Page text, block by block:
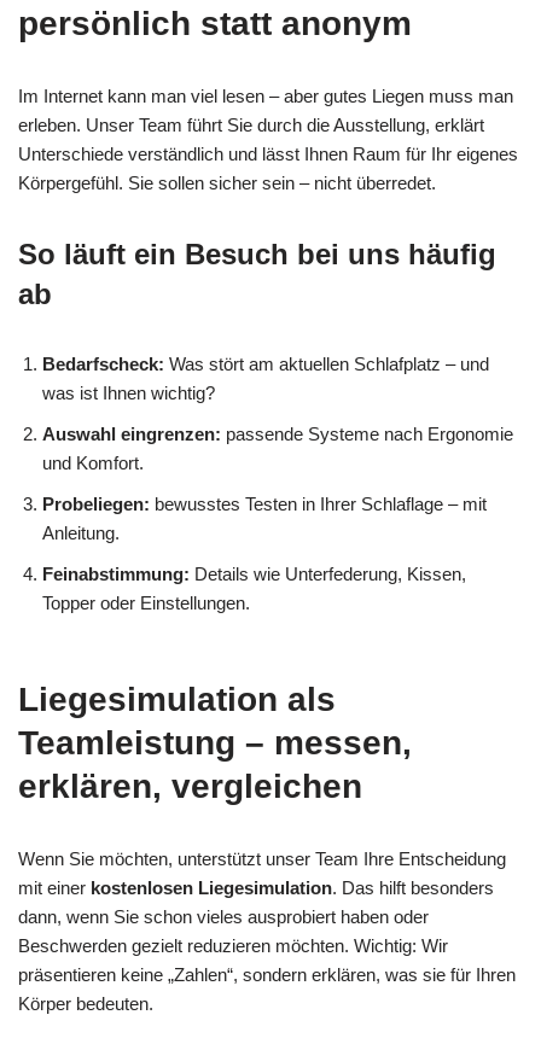
persönlich statt anonym
Im Internet kann man viel lesen – aber gutes Liegen muss man
erleben. Unser Team führt Sie durch die Ausstellung, erklärt
Unterschiede verständlich und lässt Ihnen Raum für Ihr eigenes
Körpergefühl. Sie sollen sicher sein – nicht überredet.
So läuft ein Besuch bei uns häufig
ab
Bedarfscheck: Was stört am aktuellen Schlafplatz – und
was ist Ihnen wichtig?
Auswahl eingrenzen: passende Systeme nach Ergonomie
und Komfort.
Probeliegen: bewusstes Testen in Ihrer Schlaflage – mit
Anleitung.
Feinabstimmung: Details wie Unterfederung, Kissen,
Topper oder Einstellungen.
Liegesimulation als
Teamleistung – messen,
erklären, vergleichen
Wenn Sie möchten, unterstützt unser Team Ihre Entscheidung
mit einer kostenlosen Liegesimulation. Das hilft besonders
dann, wenn Sie schon vieles ausprobiert haben oder
Beschwerden gezielt reduzieren möchten. Wichtig: Wir
präsentieren keine „Zahlen“, sondern erklären, was sie für Ihren
Körper bedeuten.